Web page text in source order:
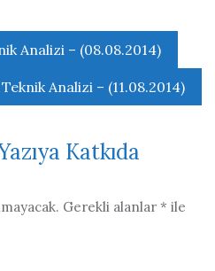
Analizi – (08.08.2014)
Analizi – (11.08.2014)
Katkıda
Gerekli alanlar * ile